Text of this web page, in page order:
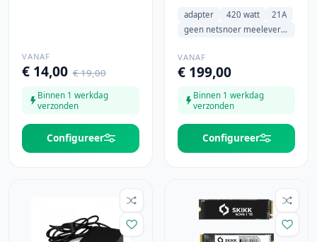
VANAF
€ 14,00 € 19,00
Binnen 1 werkdag
verzonden
Configureer
adapter 420 watt
21A
geen netsnoer meeleveren
VANAF
€ 199,00
Binnen 1 werkdag
verzonden
Configureer